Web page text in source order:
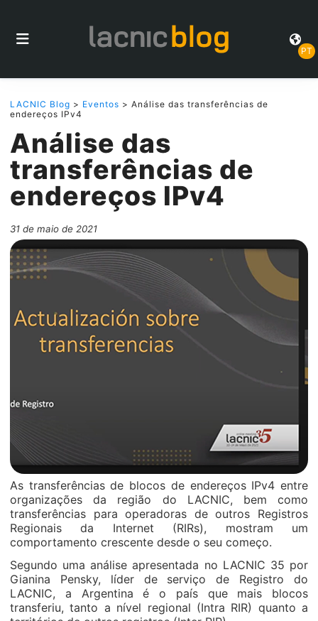
PT
LACNIC Blog > Eventos > Análise das transferências de
endereços IPv4
Análise das
transferências de
endereços IPv4
31 de maio de 2021
As transferências de blocos de endereços IPv4 entre
organizações da região do LACNIC, bem como
transferências para operadoras de outros Registros
Regionais da Internet (RIRs), mostram um
comportamento crescente desde o seu começo.
Segundo uma análise apresentada no LACNIC 35 por
Gianina Pensky, líder de serviço de Registro do
LACNIC, a Argentina é o país que mais blocos
transferiu, tanto a nível regional (Intra RIR) quanto a